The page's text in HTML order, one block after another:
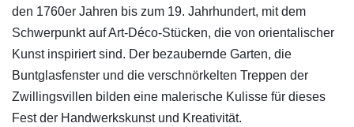
den 1760er Jahren bis zum 19. Jahrhundert, mit dem
Schwerpunkt auf Art-Déco-Stücken, die von orientalischer
Kunst inspiriert sind. Der bezaubernde Garten, die
Buntglasfenster und die verschnörkelten Treppen der
Zwillingsvillen bilden eine malerische Kulisse für dieses
Fest der Handwerkskunst und Kreativität.